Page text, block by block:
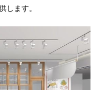
します。